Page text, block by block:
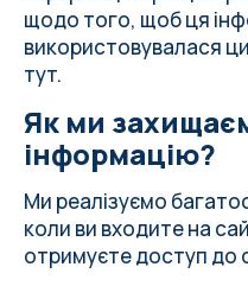
щодо того, щоб ця
використовувалася
тут.
Як ми
інформацію?
Ми реалізуємо
коли ви входите на
отримуєте доступ до